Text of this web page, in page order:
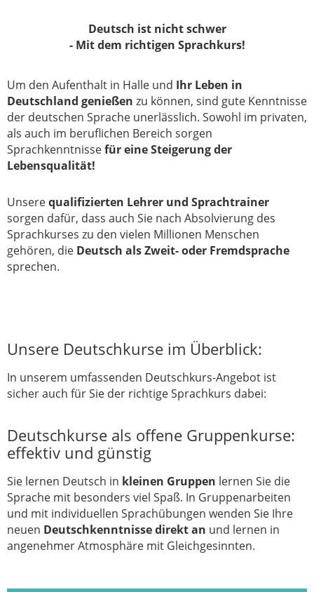
Deutsch ist nicht schwer
- Mit dem richtigen Sprachkurs!
Um den Aufenthalt in Halle und Ihr Leben in
Deutschland genießen zu können, sind gute Kenntnisse
der deutschen Sprache unerlässlich. Sowohl im privaten,
als auch im beruflichen Bereich sorgen
Sprachkenntnissefür eine Steigerung der
Lebensqualität!
Unserequalifizierten Lehrer und Sprachtrainer
sorgen dafür, dass auch Sie nach Absolvierung des
Sprachkurses zu den vielen Millionen Menschen
gehören, die Deutsch als Zweit- oder Fremdsprache
sprechen.
Unsere Deutschkurse im Überblick:
In unserem umfassenden Deutschkurs-Angebot ist
sicher auch für Sie der richtige Sprachkurs dabei:
Deutschkurse als offene Gruppenkurse:
effektiv und günstig
Sie lernen Deutsch in kleinen Gruppen lernen Sie die
Sprache mit besonders viel Spaß. In Gruppenarbeiten
und mit individuellen Sprachübungen wenden Sie Ihre
neuen Deutschkenntnisse direkt an und lernen in
angenehmer Atmosphäre mit Gleichgesinnten.